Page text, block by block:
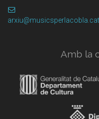
arxiu@musicsperlacobla.cat
Amb la